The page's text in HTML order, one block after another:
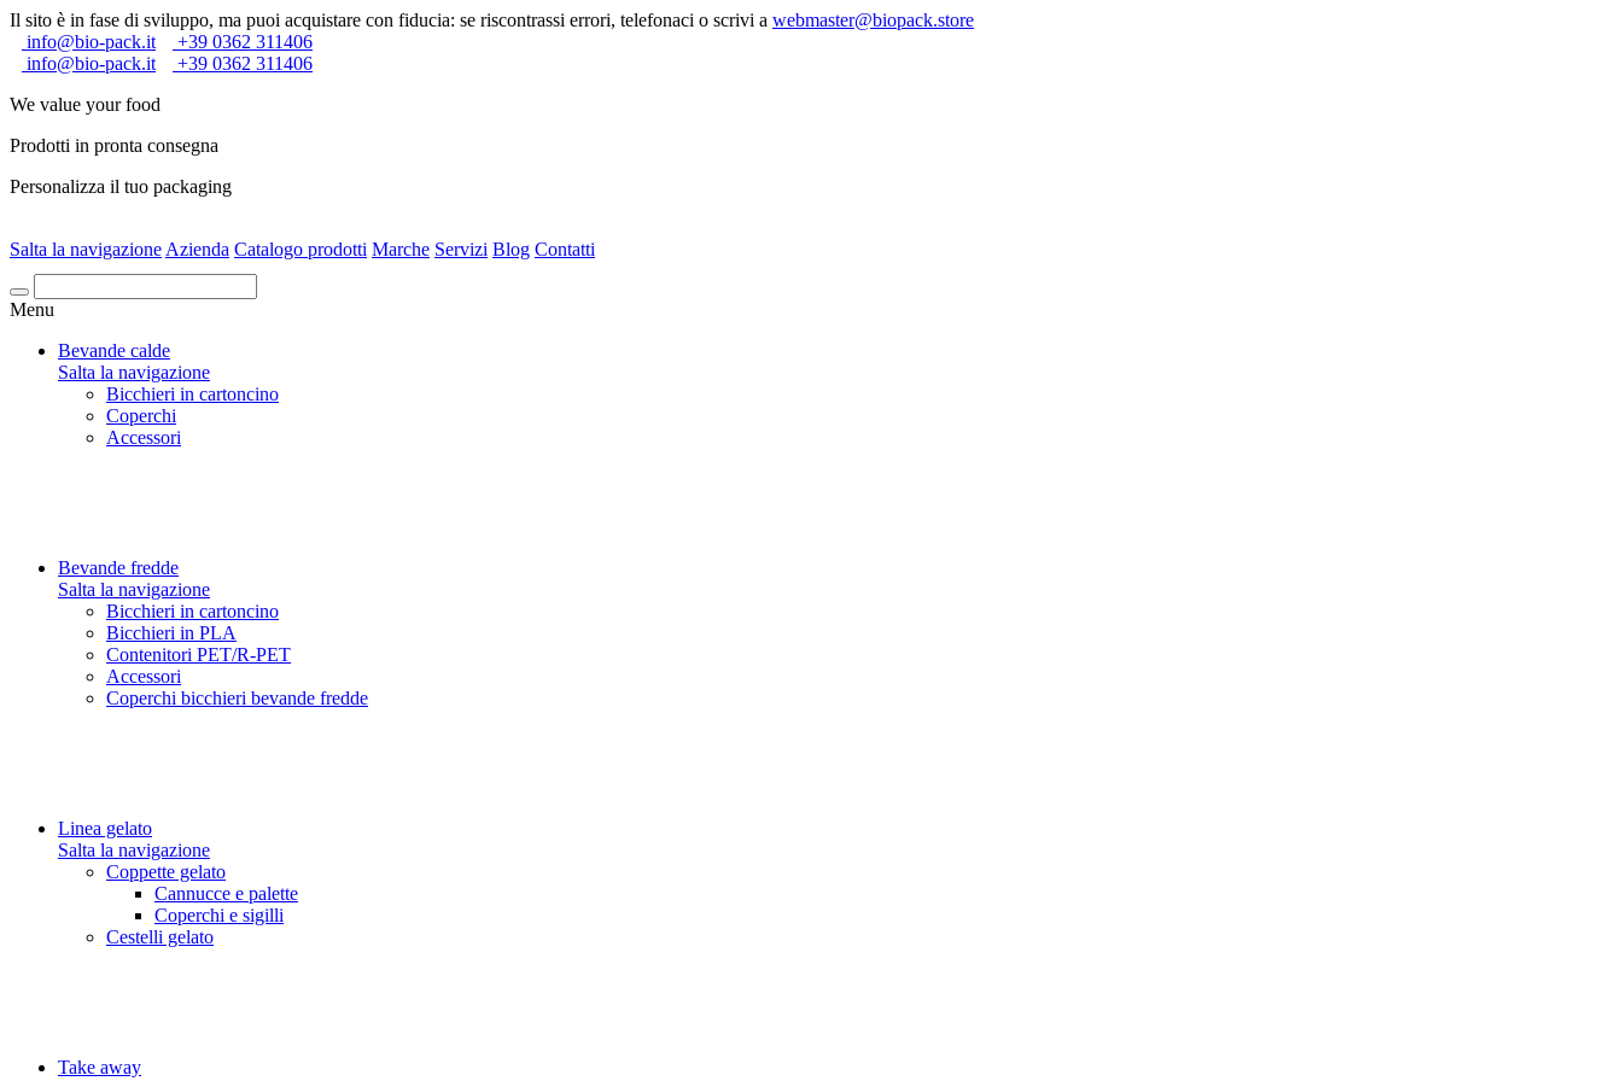
Il sito è in fase di sviluppo, ma puoi acquistare con fiducia: se riscontrassi errori, telefonaci o scrivi a webmaster@biopack.store
info@bio-pack.it
+39 0362 311406
info@bio-pack.it
+39 0362 311406
We value your food
Prodotti in pronta consegna
Personalizza il tuo packaging
Salta la navigazione Azienda Catalogo prodotti Marche Servizi Blog Contatti
Cerca
Menu
Bevande calde
Salta la navigazione
Bicchieri in cartoncino
Coperchi
Accessori
Bevande fredde
Salta la navigazione
Bicchieri in cartoncino
Bicchieri in PLA
Contenitori PET/R-PET
Accessori
Coperchi bicchieri bevande fredde
Linea gelato
Salta la navigazione
Coppette gelato
Cannucce e palette
Coperchi e sigilli
Cestelli gelato
Take away